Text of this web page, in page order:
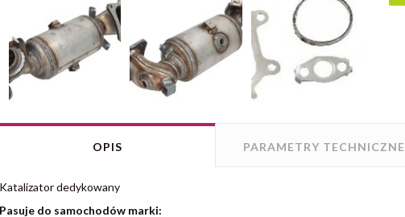
OPIS PARAMETRY TECHNICZNE
Katalizator dedykowany
Pasuje do samochodów marki: